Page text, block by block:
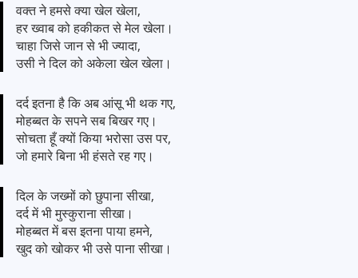
वक्त ने हमसे क्या खेल खेला,
हर ख्वाब को हकीकत से मेल खेला।
चाहा जिसे जान से भी ज्यादा,
उसी ने दिल को अकेला खेल खेला।
दर्द इतना है कि अब आंसू भी थक गए,
मोहब्बत के सपने सब बिखर गए।
सोचता हूँ क्यों किया भरोसा उस पर,
जो हमारे बिना भी हंसते रह गए।
दिल के जख्मों को छुपाना सीखा,
दर्द में भी मुस्कुराना सीखा।
मोहब्बत में बस इतना पाया हमने,
खुद को खोकर भी उसे पाना सीखा।